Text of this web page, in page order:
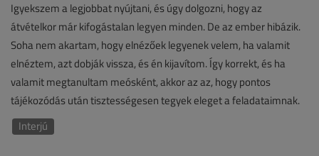
Igyekszem a legjobbat nyújtani, és úgy dolgozni, hogy az
átvételkor már kifogástalan legyen minden. De az ember hibázik.
Soha nem akartam, hogy elnézőek legyenek velem, ha valamit
elnéztem, azt dobják vissza, és én kijavítom. Így korrekt, és ha
valamit megtanultam meósként, akkor az az, hogy pontos
tájékozódás után tisztességesen tegyek eleget a feladataimnak.
Interjú